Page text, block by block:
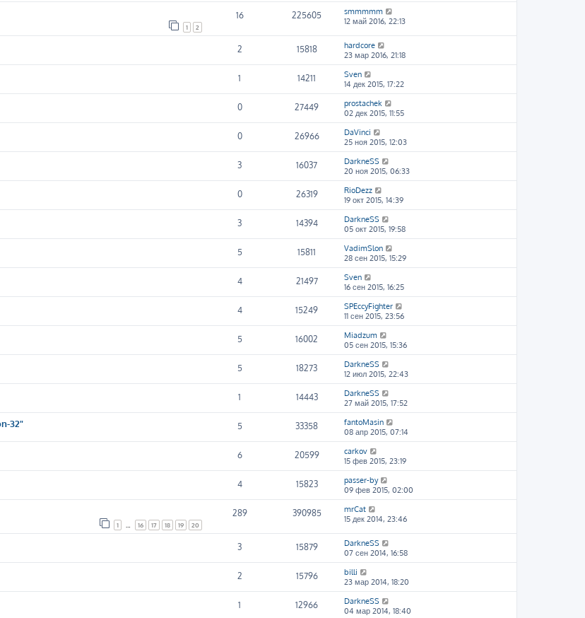
1 2
16 225605
smmmmm
12 май 2016, 22:13
2 15818
hardcore
23 мар 2016, 21:18
1 14211
Sven
14 дек 2015, 17:22
0 27449
prostachek
02 дек 2015, 11:55
0 26966
DaVinci
25 ноя 2015, 12:03
3 16037
DarkneSS
20 ноя 2015, 06:33
0 26319
RioDezz
19 окт 2015, 14:39
3 14394
DarkneSS
05 окт 2015, 19:58
5 15811
VadimSlon
28 сен 2015, 15:29
4 21497
Sven
16 сен 2015, 16:25
4 15249
SPEccyFighter
11 сен 2015, 23:56
5 16002
Miadzum
05 сен 2015, 15:36
5 18273
DarkneSS
12 июл 2015, 22:43
1 14443
DarkneSS
27 май 2015, 17:52
32" 5 33358
fantoMasin
08 апр 2015, 07:14
6 20599
carkov
15 фев 2015, 23:19
4 15823
passer-by
09 фев 2015, 02:00
1 16 17 18 19 20
289 390985
mrCat
15 дек 2014, 23:46
3 15879
DarkneSS
07 сен 2014, 16:58
2 15796
billi
23 мар 2014, 18:20
1 12966
DarkneSS
04 мар 2014, 18:40